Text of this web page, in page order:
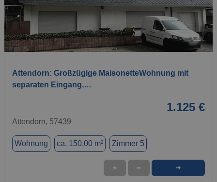
1 / 13
Attendorn: Großzügige MaisonetteWohnung mit
separaten Eingang,…
1.125 €
Attendorn, 57439
Wohnung ca. 150,00 m² Zimmer 5
★ ➦ ➜